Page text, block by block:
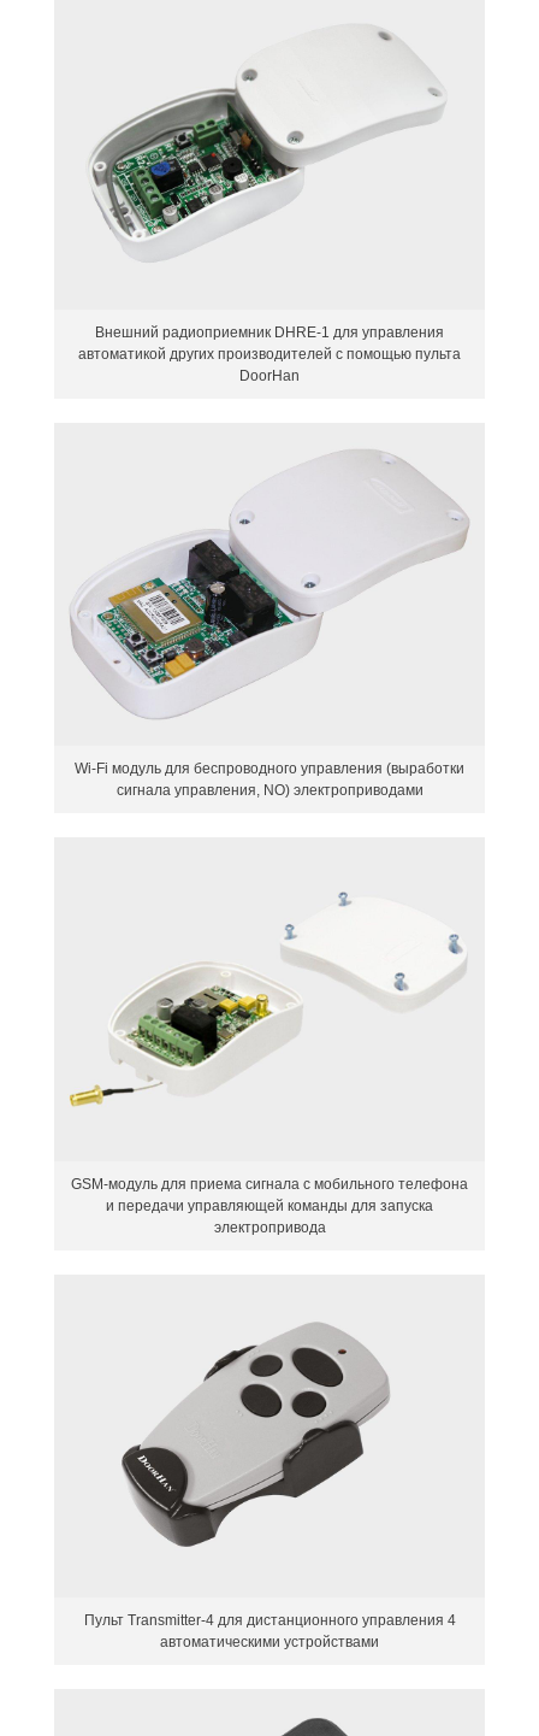
Внешний радиоприемник DHRE-1 для управления
автоматикой других производителей с помощью пульта
DoorHan
Wi-Fi модуль для беспроводного управления (выработки
сигнала управления, NO) электроприводами
GSM-модуль для приема сигнала с мобильного телефона
и передачи управляющей команды для запуска
электропривода
Пульт Transmitter-4 для дистанционного управления 4
автоматическими устройствами